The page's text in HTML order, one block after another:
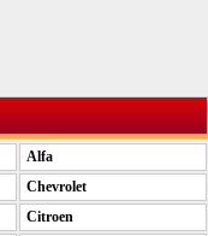
Alfa
Chevrolet
Citroen